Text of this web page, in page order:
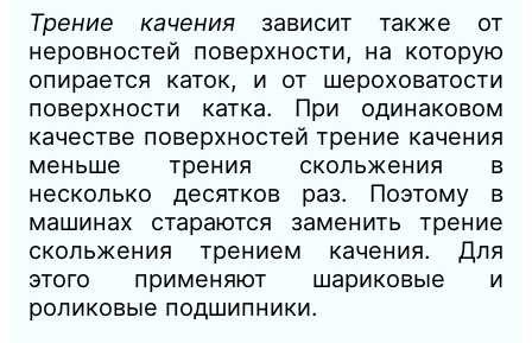
Трение качения зависит также от
неровностей поверхности, на которую
опирается каток, и от шероховатости
поверхности катка. При одинаковом
качестве поверхностей трение качения
меньше трения скольжения в
несколько десятков раз. Поэтому в
машинах стараются заменить трение
скольжения трением качения. Для
этого применяют шариковые и
роликовые подшипники.